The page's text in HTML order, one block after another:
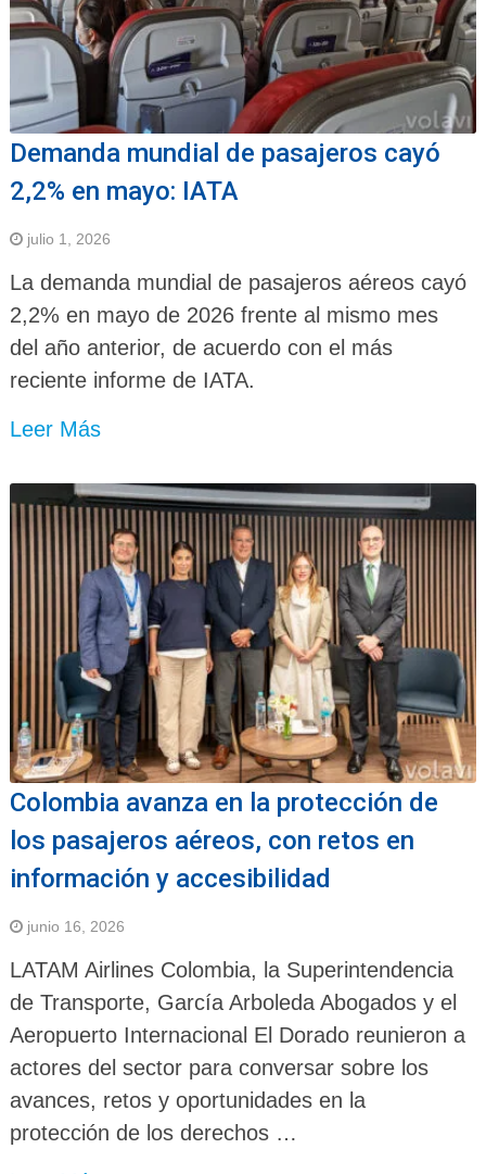
Demanda mundial de pasajeros cayó
2,2% en mayo: IATA
julio 1, 2026
La demanda mundial de pasajeros aéreos cayó
2,2% en mayo de 2026 frente al mismo mes
del año anterior, de acuerdo con el más
reciente informe de IATA.
Leer Más
Colombia avanza en la protección de
los pasajeros aéreos, con retos en
información y accesibilidad
junio 16, 2026
LATAM Airlines Colombia, la Superintendencia
de Transporte, García Arboleda Abogados y el
Aeropuerto Internacional El Dorado reunieron a
actores del sector para conversar sobre los
avances, retos y oportunidades en la
protección de los derechos …